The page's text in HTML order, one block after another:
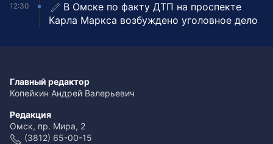
12:30
В Омске по факту ДТП на проспекте
Карла Маркса возбуждено уголовное дело
Главный редактор
Копейкин Андрей Валерьевич
Редакция
Омск, пр. Мира, 2
(3812) 65-00-15